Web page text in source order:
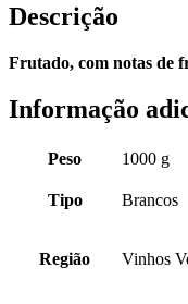
Descrição
Frutado, com notas de
Informação
Peso 1000 g
Tipo Brancos
Região Vinhos